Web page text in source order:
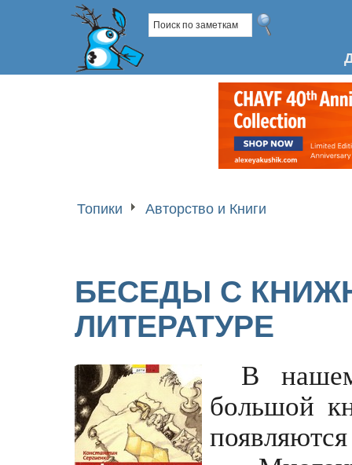
Топики Авторство и Книги
БЕСЕДЫ С
ЛИТЕРАТУРЕ
В
большой